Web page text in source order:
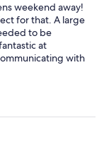
weekend away!
for that. A large
to be
at
with
be back :)